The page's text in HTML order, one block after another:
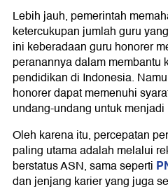
Lebih jauh, pemerintah
ketercukupan jumlah guru
ini keberadaan guru honorer
peranannya dalam membantu
pendidikan di Indonesia.
honorer dapat memenuhi
undang-undang untuk menjadi
Oleh karena itu, percepatan
paling utama adalah melalui
berstatus ASN, sama seperti
dan jenjang karier yang juga